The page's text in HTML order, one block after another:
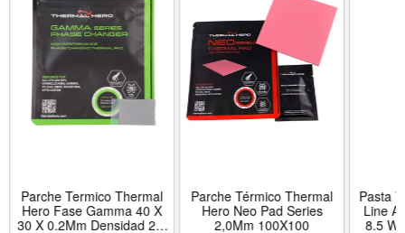
Parche Termico Thermal
Hero Fase Gamma 40 X
30 X 0.2Mm Densidad 2,7
Parche Térmico Thermal
Hero Neo Pad Series
2,0Mm 100X100
Pasta
Line
8.5